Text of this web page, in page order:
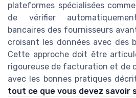
plateformes spécialisées
de vérifier
bancaires des fournisseurs
croisant les données avec des
Cette approche doit être
rigoureuse de facturation et de
avec les bonnes pratiques
tout ce que vous devez savoir